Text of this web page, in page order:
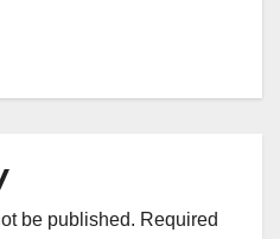
be published. Required